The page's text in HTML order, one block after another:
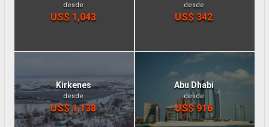
desde
US$ 1,043
desde
US$ 342
Kirkenes
desde
US$ 1,138
Abu Dhabi
desde
US$ 916